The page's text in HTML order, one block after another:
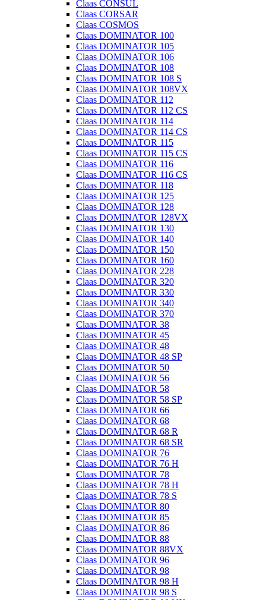
Claas CONSUL
Claas CORSAR
Claas COSMOS
Claas DOMINATOR 100
Claas DOMINATOR 105
Claas DOMINATOR 106
Claas DOMINATOR 108
Claas DOMINATOR 108 S
Claas DOMINATOR 108VX
Claas DOMINATOR 112
Claas DOMINATOR 112 CS
Claas DOMINATOR 114
Claas DOMINATOR 114 CS
Claas DOMINATOR 115
Claas DOMINATOR 115 CS
Claas DOMINATOR 116
Claas DOMINATOR 116 CS
Claas DOMINATOR 118
Claas DOMINATOR 125
Claas DOMINATOR 128
Claas DOMINATOR 128VX
Claas DOMINATOR 130
Claas DOMINATOR 140
Claas DOMINATOR 150
Claas DOMINATOR 160
Claas DOMINATOR 228
Claas DOMINATOR 320
Claas DOMINATOR 330
Claas DOMINATOR 340
Claas DOMINATOR 370
Claas DOMINATOR 38
Claas DOMINATOR 45
Claas DOMINATOR 48
Claas DOMINATOR 48 SP
Claas DOMINATOR 50
Claas DOMINATOR 56
Claas DOMINATOR 58
Claas DOMINATOR 58 SP
Claas DOMINATOR 66
Claas DOMINATOR 68
Claas DOMINATOR 68 R
Claas DOMINATOR 68 SR
Claas DOMINATOR 76
Claas DOMINATOR 76 H
Claas DOMINATOR 78
Claas DOMINATOR 78 H
Claas DOMINATOR 78 S
Claas DOMINATOR 80
Claas DOMINATOR 85
Claas DOMINATOR 86
Claas DOMINATOR 88
Claas DOMINATOR 88VX
Claas DOMINATOR 96
Claas DOMINATOR 98
Claas DOMINATOR 98 H
Claas DOMINATOR 98 S